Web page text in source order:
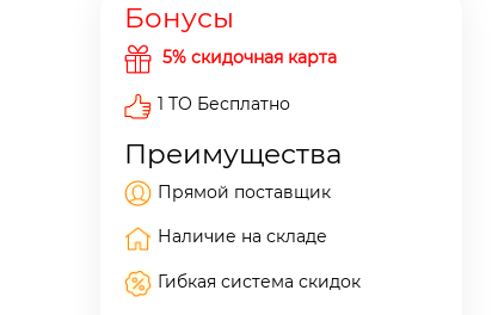
Бонусы
5% скидочная карта
1 ТО Бесплатно
Преимущества
Прямой поставщик
Наличие на складе
Гибкая система скидок